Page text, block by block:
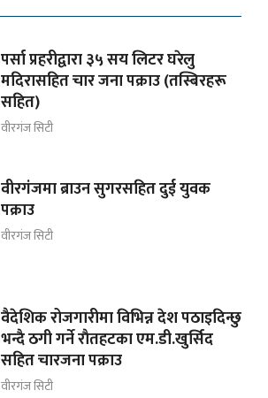
पर्सा प्रहरीद्वारा ३५ सय लिटर घरेलु
मदिरासहित चार जना पक्राउ (तस्बिरहरू
सहित)
वीरगंज सिटी
वीरगंजमा ब्राउन सुगरसहित दुई युवक
पक्राउ
वीरगंज सिटी
वैदेशिक रोजगारीमा विभिन्न देश पठाइदिन्छु
भन्दै ठगी गर्ने राैतहटका एम.डी.खुर्सिद
सहित चारजना पक्राउ
वीरगंज सिटी